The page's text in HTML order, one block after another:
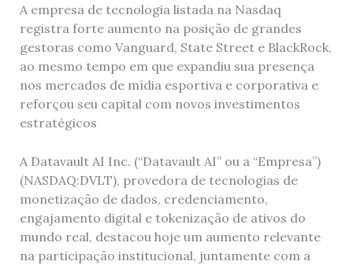
A empresa de tecnologia listada na Nasdaq
registra forte aumento na posição de grandes
gestoras como Vanguard, State Street e BlackRock,
ao mesmo tempo em que expandiu sua presença
nos mercados de mídia esportiva e corporativa e
reforçou seu capital com novos investimentos
estratégicos
A Datavault AI Inc. (“Datavault AI” ou a “Empresa”)
(NASDAQ:DVLT), provedora de tecnologias de
monetização de dados, credenciamento,
engajamento digital e tokenização de ativos do
mundo real, destacou hoje um aumento relevante
na participação institucional, juntamente com a